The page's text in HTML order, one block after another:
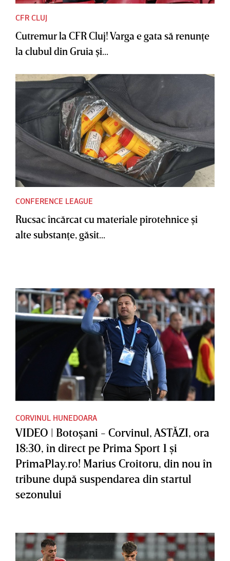
CFR CLUJ
Cutremur la CFR Cluj! Varga e gata să renunţe
la clubul din Gruia şi...
CONFERENCE LEAGUE
Rucsac încărcat cu materiale pirotehnice şi
alte substanţe, găsit...
CORVINUL HUNEDOARA
VIDEO | Botoşani - Corvinul, ASTĂZI, ora
18:30, în direct pe Prima Sport 1 şi
PrimaPlay.ro! Marius Croitoru, din nou în
tribune după suspendarea din startul
sezonului